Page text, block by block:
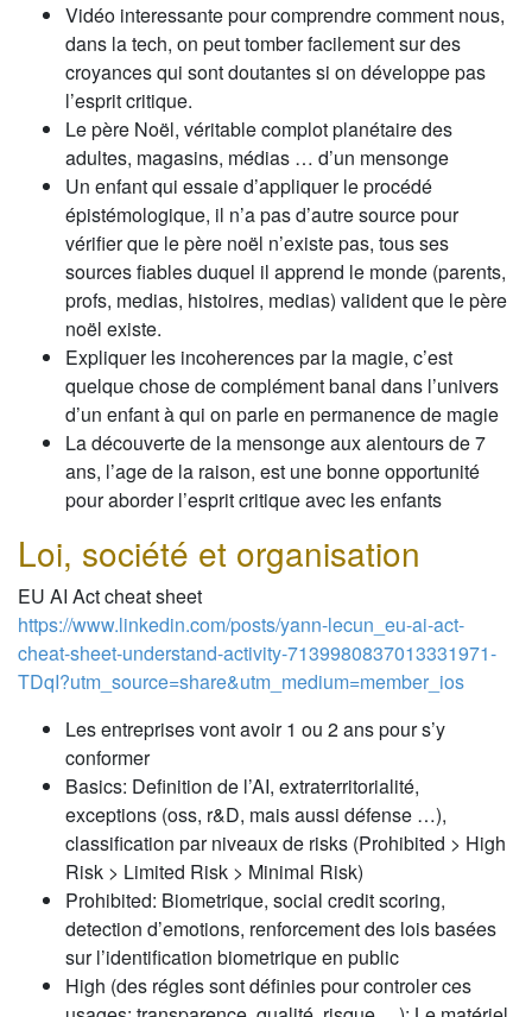
Vidéo interessante pour comprendre comment nous,
dans la tech, on peut tomber facilement sur des
croyances qui sont doutantes si on développe pas
l’esprit critique.
Le père Noël, véritable complot planétaire des
adultes, magasins, médias … d’un mensonge
Un enfant qui essaie d’appliquer le procédé
épistémologique, il n’a pas d’autre source pour
vérifier que le père noël n’existe pas, tous ses
sources fiables duquel il apprend le monde (parents,
profs, medias, histoires, medias) valident que le père
noël existe.
Expliquer les incoherences par la magie, c’est
quelque chose de complément banal dans l’univers
d’un enfant à qui on parle en permanence de magie
La découverte de la mensonge aux alentours de 7
ans, l’age de la raison, est une bonne opportunité
pour aborder l’esprit critique avec les enfants
Loi, société et organisation
EU AI Act cheat sheet
https://www.linkedin.com/posts/yann-lecun_eu-ai-act-
cheat-sheet-understand-activity-7139980837013331971-
TDqI?utm_source=share&utm_medium=member_ios
Les entreprises vont avoir 1 ou 2 ans pour s’y
conformer
Basics: Definition de l’AI, extraterritorialité,
exceptions (oss, r&D, mais aussi défense …),
classification par niveaux de risks (Prohibited > High
Risk > Limited Risk > Minimal Risk)
Prohibited: Biometrique, social credit scoring,
detection d’emotions, renforcement des lois basées
sur l’identification biometrique en public
High (des régles sont définies pour controler ces